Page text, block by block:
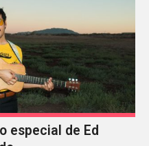
especial de Ed